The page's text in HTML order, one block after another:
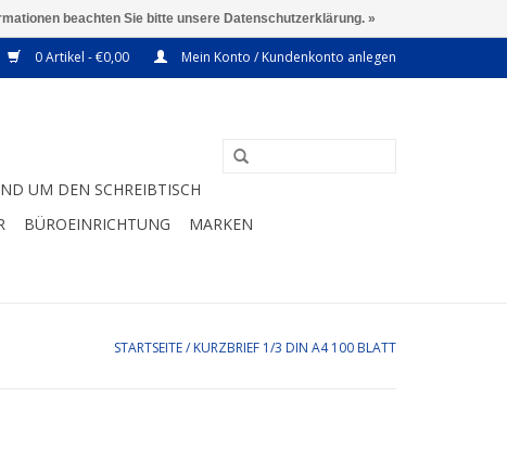
0 Artikel - €0,00 Mein Konto / Kundenkonto anlegen
UM DEN SCHREIBTISCH
BÜROEINRICHTUNG MARKEN
STARTSEITE/ KURZBRIEF 1/3 DIN A4 100 BLATT
beachten Sie bitte unsere Datenschutzerklärung. »